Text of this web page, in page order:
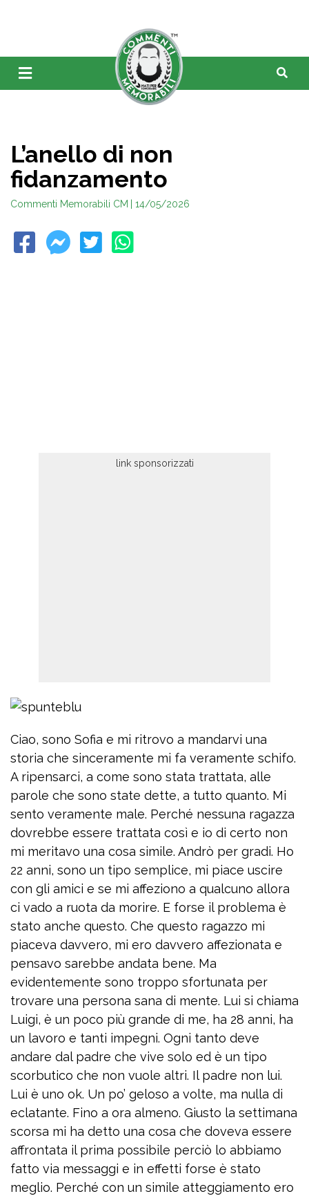
L’anello di non
fidanzamento
Commenti Memorabili CM | 14/05/2026
Ciao, sono Sofia e mi ritrovo a mandarvi una
storia che sinceramente mi fa veramente schifo.
A ripensarci, a come sono stata trattata, alle
parole che sono state dette, a tutto quanto. Mi
sento veramente male. Perché nessuna ragazza
dovrebbe essere trattata così e io di certo non
mi meritavo una cosa simile. Andrò per gradi. Ho
22 anni, sono un tipo semplice, mi piace uscire
con gli amici e se mi affeziono a qualcuno allora
ci vado a ruota da morire. E forse il problema è
stato anche questo. Che questo ragazzo mi
piaceva davvero, mi ero davvero affezionata e
pensavo sarebbe andata bene. Ma
evidentemente sono troppo sfortunata per
trovare una persona sana di mente. Lui si chiama
Luigi, è un poco più grande di me, ha 28 anni, ha
un lavoro e tanti impegni. Ogni tanto deve
andare dal padre che vive solo ed è un tipo
scorbutico che non vuole altri. Il padre non lui.
Lui è uno ok. Un po’ geloso a volte, ma nulla di
eclatante. Fino a ora almeno. Giusto la settimana
scorsa mi ha detto una cosa che doveva essere
affrontata il prima possibile perciò lo abbiamo
fatto via messaggi e in effetti forse è stato
meglio. Perché con un simile atteggiamento ero